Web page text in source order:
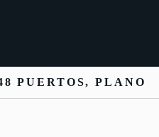
PUERTOS, PLANO